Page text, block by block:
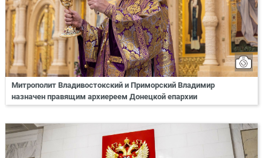
Митрополит Владивостокский и Приморский Владимир
назначен правящим архиереем Донецкой епархии